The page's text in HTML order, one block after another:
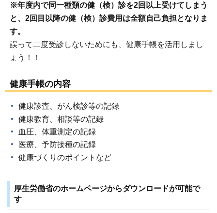
※年度内で同一種類の健（検）診を2回以上受けてしまう
と、2回目以降の健（検）診費用は全額自己負担となりま
す。
誤って二度受診しないためにも、健康手帳を活用しまし
ょう！！
健康手帳の内容
健康診査、がん検診等の記録
健康教育、相談等の記録
血圧、体重測定の記録
医療、予防接種の記録
健康づくりのポイントなど
厚生労働省のホームページからダウンロードが可能で
す